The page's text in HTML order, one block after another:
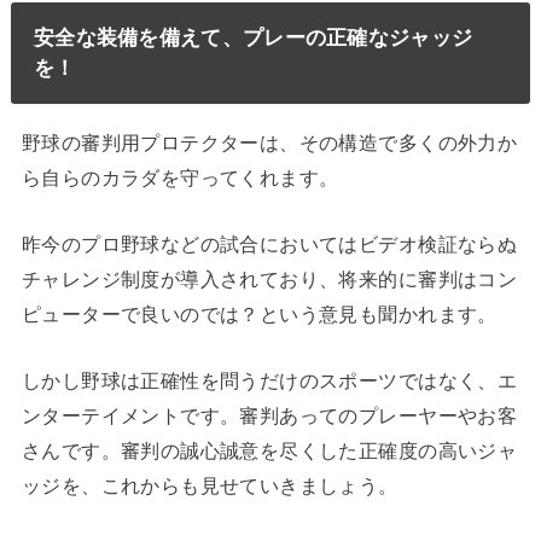
安全な装備を備えて、プレーの正確なジャッジ
を！
野球の審判用プロテクターは、その構造で多くの外力か
ら自らのカラダを守ってくれます。
昨今のプロ野球などの試合においてはビデオ検証ならぬ
チャレンジ制度が導入されており、将来的に審判はコン
ピューターで良いのでは？という意見も聞かれます。
しかし野球は正確性を問うだけのスポーツではなく、エ
ンターテイメントです。審判あってのプレーヤーやお客
さんです。審判の誠心誠意を尽くした正確度の高いジャ
ッジを、これからも見せていきましょう。